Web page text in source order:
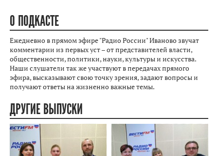
О ПОДКАСТЕ
Ежедневно в прямом эфире "Радио России" Иваново звучат
комментарии из первых уст – от представителей власти,
общественности, политики, науки, культуры и искусства.
Наши слушатели так же участвуют в передачах прямого
эфира, высказывают свою точку зрения, задают вопросы и
получают ответы на жизненно важные темы.
ДРУГИЕ ВЫПУСКИ